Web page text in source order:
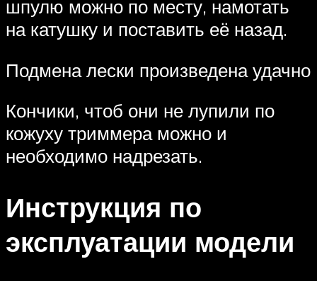
шпулю можно по месту, намотать
на катушку и поставить её назад.
Подмена лески произведена удачно
Кончики, чтоб они не лупили по
кожуху триммера можно и
необходимо надрезать.
Инструкция по
эксплуатации модели